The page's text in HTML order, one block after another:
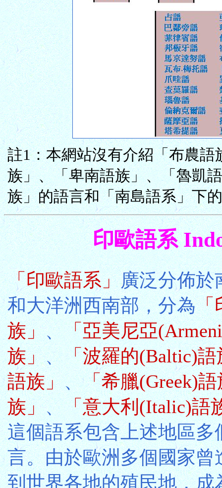
註1：本網站沒有介紹「布農
族」、「卑南語族」、「魯凱
族」的語言和「南島語系」下
印歐語系
「印歐語系」廣泛分佈於
和大洋洲西南部，分為「
族」、「亞美尼亞
族」、「波羅的(Baltic)語
語族」、「希臘(Greek)
族」、「意大利(Italic)語
這個語系包含上述地區
言。由於歐洲多個國家
到世界各地的殖民地，